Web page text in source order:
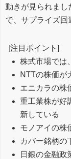
動きが見られまし
で、サプライズ回
[注目ポイント]
株式市場では
NTTの株価が
エニカラの株
重工業株が好
新している
モノアイの株
カバー銘柄の
日銀の金融政